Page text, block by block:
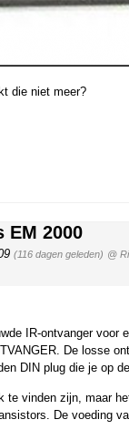
die niet meer?
2000
(116 dagen geleden) @
IR-ontvanger
De losse
DIN plug die je op
te vinden zijn, maar
De voeding